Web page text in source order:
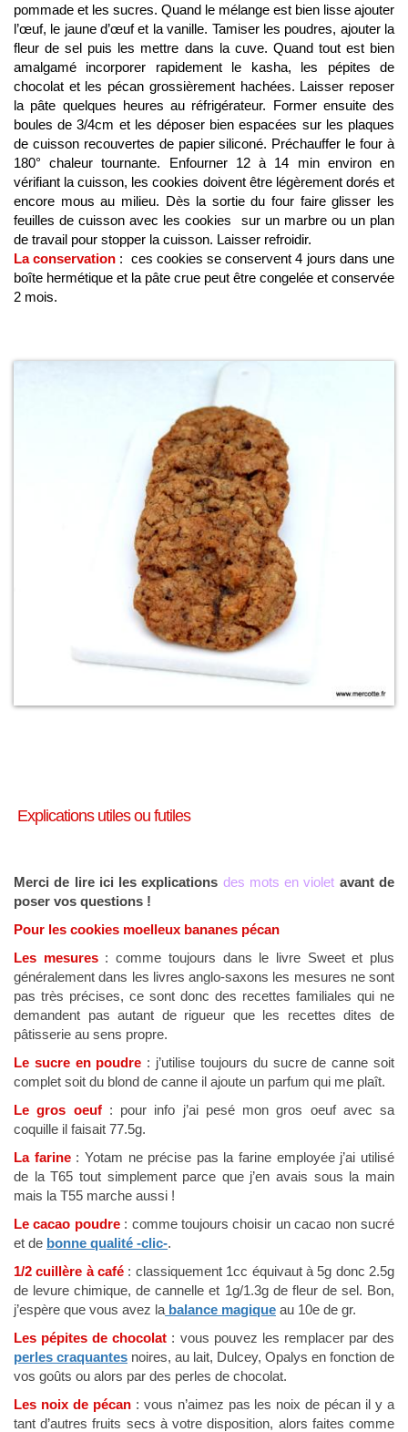
pommade et les sucres. Quand le mélange est bien lisse ajouter
l’œuf, le jaune d’œuf et la vanille. Tamiser les poudres, ajouter la
fleur de sel puis les mettre dans la cuve. Quand tout est bien
amalgamé incorporer rapidement le kasha, les pépites de
chocolat et les pécan grossièrement hachées. Laisser reposer
la pâte quelques heures au réfrigérateur. Former ensuite des
boules de 3/4cm et les déposer bien espacées sur les plaques
de cuisson recouvertes de papier siliconé. Préchauffer le four à
180° chaleur tournante. Enfourner 12 à 14 min environ en
vérifiant la cuisson, les cookies doivent être légèrement dorés et
encore mous au milieu. Dès la sortie du four faire glisser les
feuilles de cuisson avec les cookies sur un marbre ou un plan
de travail pour stopper la cuisson. Laisser refroidir.
La conservation : ces cookies se conservent 4 jours dans une
boîte hermétique et la pâte crue peut être congelée et conservée
2 mois.
Explications utiles ou futiles
Merci de lire ici les explications des mots en violet avant de
poser vos questions !
Pour les cookies moelleux bananes pécan
Les mesures : comme toujours dans le livre Sweet et plus
généralement dans les livres anglo-saxons les mesures ne sont
pas très précises, ce sont donc des recettes familiales qui ne
demandent pas autant de rigueur que les recettes dites de
pâtisserie au sens propre.
Le sucre en poudre : j’utilise toujours du sucre de canne soit
complet soit du blond de canne il ajoute un parfum qui me plaît.
Le gros oeuf: pour info j’ai pesé mon gros oeuf avec sa
coquille il faisait 77.5g.
La farine: Yotam ne précise pas la farine employée j’ai utilisé
de la T65 tout simplement parce que j’en avais sous la main
mais la T55 marche aussi !
Le cacao poudre: comme toujours choisir un cacao non sucré
et de bonne qualité -clic-.
1/2 cuillère à café : classiquement 1cc équivaut à 5g donc 2.5g
de levure chimique, de cannelle et 1g/1.3g de fleur de sel. Bon,
j’espère que vous avez la balance magique au 10e de gr.
Les pépites de chocolat : vous pouvez les remplacer par des
perles craquantes noires, au lait, Dulcey, Opalys en fonction de
vos goûts ou alors par des perles de chocolat.
Les noix de pécan : vous n’aimez pas les noix de pécan il y a
tant d’autres fruits secs à votre disposition, alors faites comme